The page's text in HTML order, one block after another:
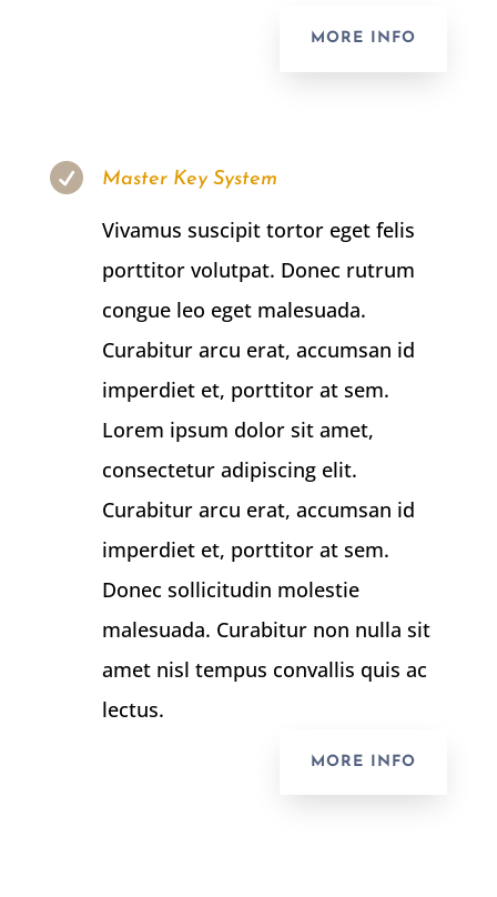
MORE INFO
 Master Key System
Vivamus suscipit tortor eget felis
porttitor volutpat. Donec rutrum
congue leo eget malesuada.
Curabitur arcu erat, accumsan id
imperdiet et, porttitor at sem.
Lorem ipsum dolor sit amet,
consectetur adipiscing elit.
Curabitur arcu erat, accumsan id
imperdiet et, porttitor at sem.
Donec sollicitudin molestie
malesuada. Curabitur non nulla sit
amet nisl tempus convallis quis ac
lectus.
MORE INFO